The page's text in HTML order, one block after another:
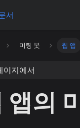
서
미팅 봇 웹 앱
이지에서
앱의